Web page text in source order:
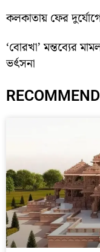
কলকাতায় ফের
‘বোরখা’ মন্তব্যের
ভর্ৎসনা